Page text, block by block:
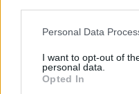
Personal Data
I want to opt-out of
personal data.
Opted In
Hörs inte ljudet då
stötdämparna/